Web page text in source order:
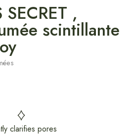
SECRET ,
scintillante
clarifies pores